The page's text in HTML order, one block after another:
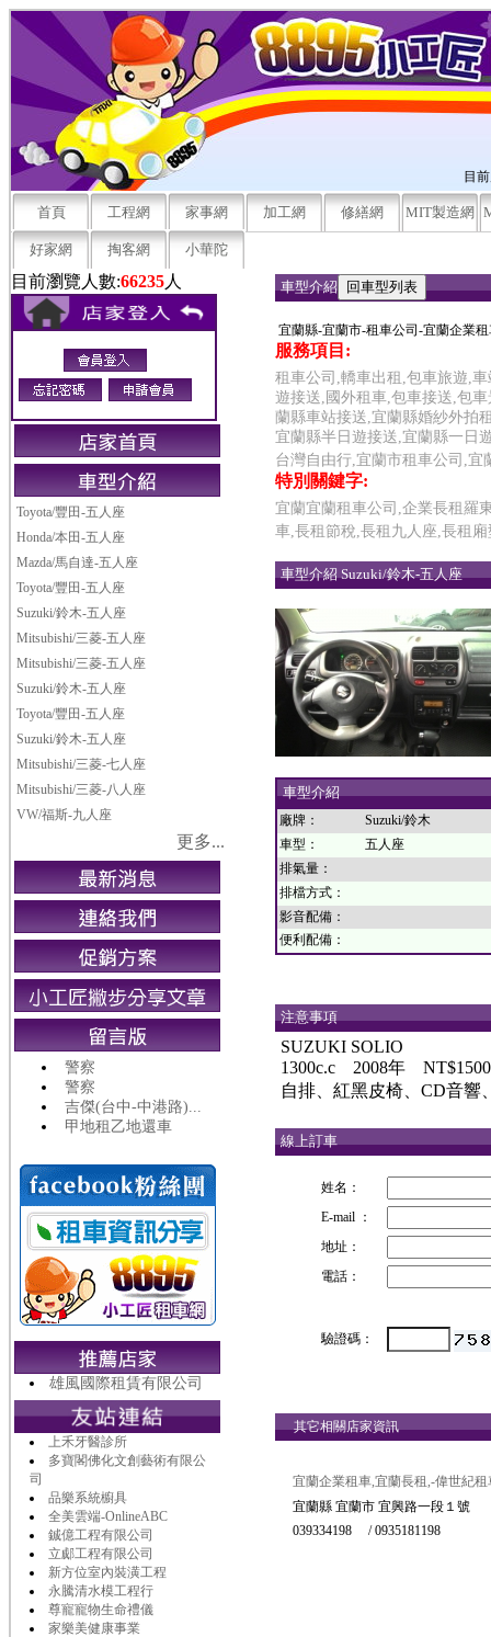
目
首頁 工程網 家事網 加工網 修繕網 MIT製造網
好家網 掏客網 小華陀
目前瀏覽人數:66235人
Toyota/豐田-五人座
Honda/本田-五人座
Mazda/馬自達-五人座
Toyota/豐田-五人座
Suzuki/鈴木-五人座
Mitsubishi/三菱-五人座
Mitsubishi/三菱-五人座
Suzuki/鈴木-五人座
Toyota/豐田-五人座
Suzuki/鈴木-五人座
Mitsubishi/三菱-七人座
Mitsubishi/三菱-八人座
VW/福斯-九人座
更多...
警察
警察
吉傑(台中-中港路)...
甲地租乙地還車
雄風國際租賃有限公司
上禾牙醫診所
多寶閣佛化文創藝術有限公
司
品樂系統櫥具
全美雲端-OnlineABC
鋮億工程有限公司
立郕工程有限公司
新方位室內裝潢工程
永騰清水模工程行
尊寵寵物生命禮儀
家樂美健康事業
車型介紹
宜蘭縣-宜蘭市-租車公司-宜蘭企業
服務項目:
租車公司,轎車出租,包車旅遊,
遊接送,國外租車,包車接送,包
蘭縣車站接送,宜蘭縣婚紗外拍
宜蘭縣半日遊接送,宜蘭縣一日
台灣自由行,宜蘭市租車公司,
特別關鍵字:
宜蘭宜蘭租車公司,企業長租羅
車,長租節稅,長租九人座,長租
車型介紹 Suzuki/鈴木-五人座
車型介紹
廠牌：
Suzuki/鈴木
車型：
五人座
排氣量：
排檔方式：
影音配備：
便利配備：
注意事項
SUZUKI SOLIO
1300c.c 2008年
自排、紅黑皮椅、CD音響
線上訂車
姓名：
E-mail ：
地址：
電話：
驗證碼：
其它相關店家資訊
宜蘭企業租車,宜蘭長租,-偉世紀租
宜蘭縣 宜蘭市 宜興路一段１號
039334198 / 0935181198